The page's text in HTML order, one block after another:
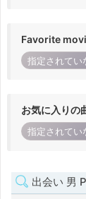
Favorite
指定されてい
お気に入りの
指定されてい
出会い 男